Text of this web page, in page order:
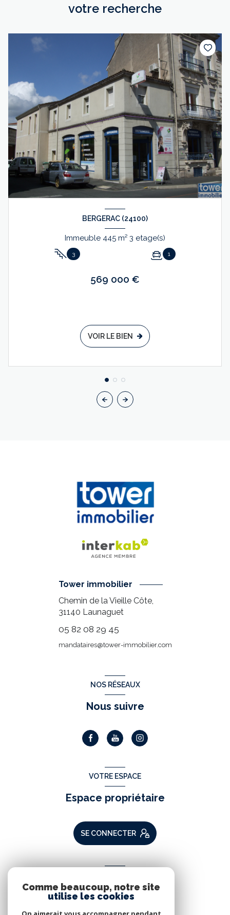
votre recherche
BERGERAC (24100)
Immeuble 445 m² 3 etage(s)
3 1
569 000 €
VOIR LE BIEN
Tower immobilier
Chemin de la Vieille Côte,
31140 Launaguet
05 82 08 29 45
mandataires@tower-immobilier.com
NOS RÉSEAUX
Nous suivre
VOTRE ESPACE
Espace propriétaire
SE CONNECTER
Nous adhérons
Comme beaucoup, notre site
utilise les cookies